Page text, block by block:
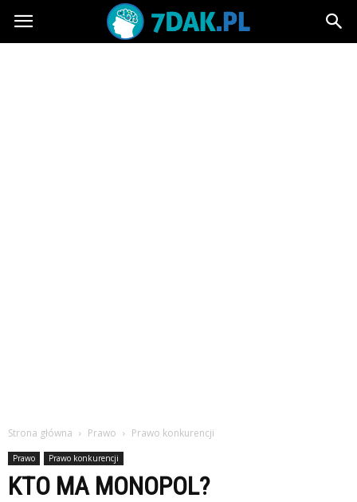
7dak.pl
Strona główna Prawo Prawo konkurencji
Prawo Prawo konkurencji
KTO MA MONOPOL?